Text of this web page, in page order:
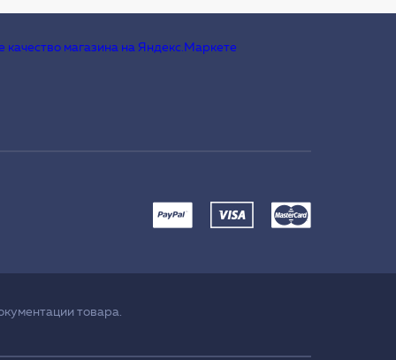
товара.